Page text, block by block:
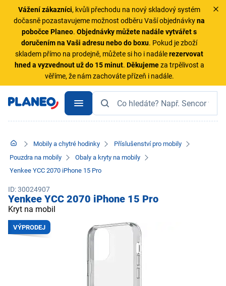
Vážení zákazníci, kvůli přechodu na nový skladový systém
dočasně pozastavujeme možnost odběru Vaší objednávkyna
pobočce Planeo.Objednávky můžete nadále vytvářet s
doručením na Vaši adresu nebo do boxu. Pokud je zboží
skladem přímo na prodejně, můžete si ho i nadálerezervovat
hned a vyzvednout už do 15 minut. Děkujemeza trpělivost a
věříme, že nám zachováte přízeň i nadále.
Mobily a chytré hodinky
Příslušenství pro mobily
Pouzdra na mobily
Obaly a kryty na mobily
Yenkee YCC 2070 iPhone 15 Pro
ID: 30024907
Yenkee YCC 2070 iPhone 15 Pro
Kryt na mobil
VÝPRODEJ